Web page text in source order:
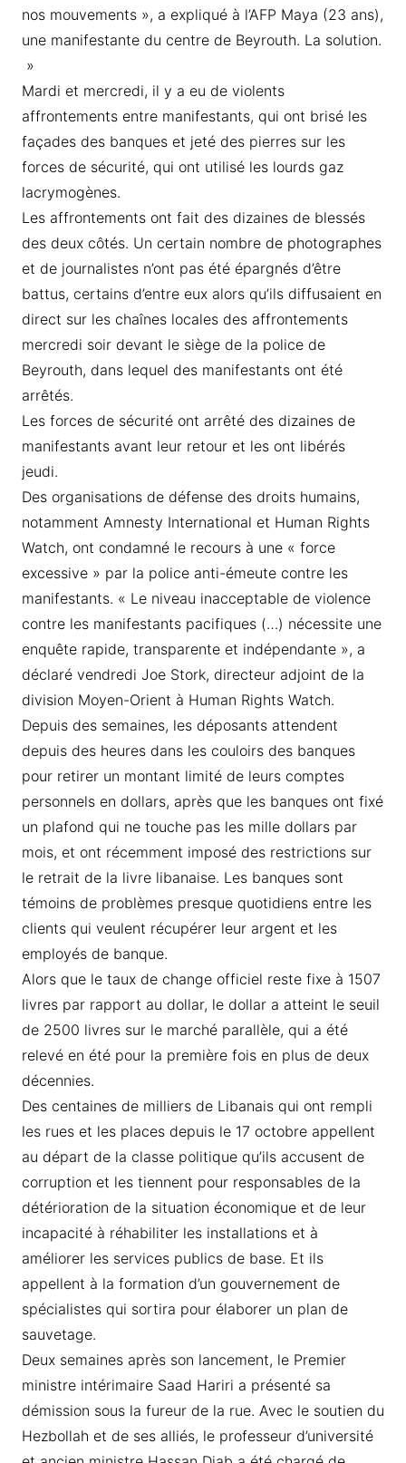
nos mouvements », a expliqué à l’AFP Maya (23 ans),
une manifestante du centre de Beyrouth. La solution.
»
Mardi et mercredi, il y a eu de violents
affrontements entre manifestants, qui ont brisé les
façades des banques et jeté des pierres sur les
forces de sécurité, qui ont utilisé les lourds gaz
lacrymogènes.
Les affrontements ont fait des dizaines de blessés
des deux côtés. Un certain nombre de photographes
et de journalistes n’ont pas été épargnés d’être
battus, certains d’entre eux alors qu’ils diffusaient en
direct sur les chaînes locales des affrontements
mercredi soir devant le siège de la police de
Beyrouth, dans lequel des manifestants ont été
arrêtés.
Les forces de sécurité ont arrêté des dizaines de
manifestants avant leur retour et les ont libérés
jeudi.
Des organisations de défense des droits humains,
notamment Amnesty International et Human Rights
Watch, ont condamné le recours à une « force
excessive » par la police anti-émeute contre les
manifestants. « Le niveau inacceptable de violence
contre les manifestants pacifiques (…) nécessite une
enquête rapide, transparente et indépendante », a
déclaré vendredi Joe Stork, directeur adjoint de la
division Moyen-Orient à Human Rights Watch.
Depuis des semaines, les déposants attendent
depuis des heures dans les couloirs des banques
pour retirer un montant limité de leurs comptes
personnels en dollars, après que les banques ont fixé
un plafond qui ne touche pas les mille dollars par
mois, et ont récemment imposé des restrictions sur
le retrait de la livre libanaise. Les banques sont
témoins de problèmes presque quotidiens entre les
clients qui veulent récupérer leur argent et les
employés de banque.
Alors que le taux de change officiel reste fixe à 1507
livres par rapport au dollar, le dollar a atteint le seuil
de 2500 livres sur le marché parallèle, qui a été
relevé en été pour la première fois en plus de deux
décennies.
Des centaines de milliers de Libanais qui ont rempli
les rues et les places depuis le 17 octobre appellent
au départ de la classe politique qu’ils accusent de
corruption et les tiennent pour responsables de la
détérioration de la situation économique et de leur
incapacité à réhabiliter les installations et à
améliorer les services publics de base. Et ils
appellent à la formation d’un gouvernement de
spécialistes qui sortira pour élaborer un plan de
sauvetage.
Deux semaines après son lancement, le Premier
ministre intérimaire Saad Hariri a présenté sa
démission sous la fureur de la rue. Avec le soutien du
Hezbollah et de ses alliés, le professeur d’université